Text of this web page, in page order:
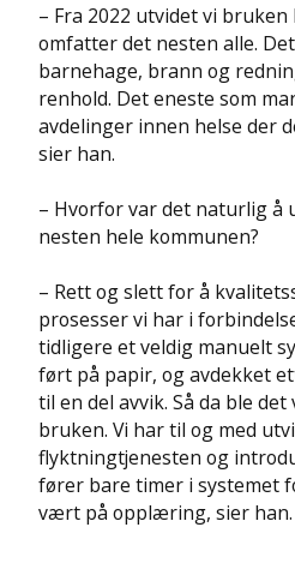
– Fra 2022 utvidet vi
omfatter det nesten alle.
barnehage, brann og
renhold. Det eneste som
avdelinger innen helse der
sier han.
– Hvorfor var det naturlig å
nesten hele kommunen?
– Rett og slett for å
prosesser vi har i
tidligere et veldig manuelt
ført på papir, og avdekket
til en del avvik. Så da ble
bruken. Vi har til og med
flyktningtjenesten og
fører bare timer i systemet
vært på opplæring, sier han.